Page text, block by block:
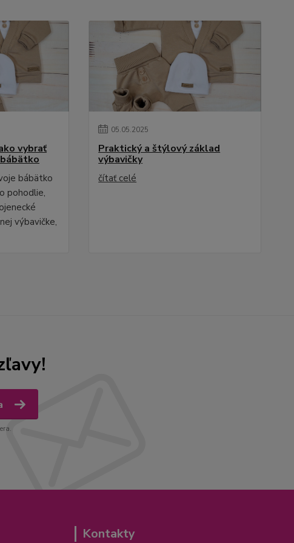
vybrať
bábätko
pohodlie,
výbavičke,
05.05.2025
Praktický a štýlový základ
výbavičky
čítať celé
Kontakty